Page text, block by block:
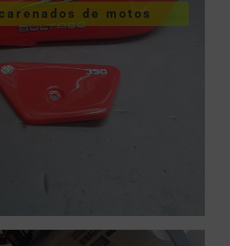
de motos
carenados de
motos